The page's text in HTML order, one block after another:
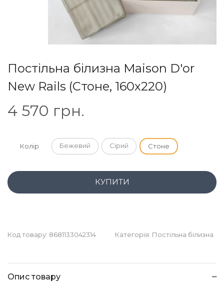
Постільна білизна Maison D'or
New Rails (Стоне, 160х220)
4 570 грн.
Колір Бежевий Сірий Стоне
КУПИТИ
Код товару: 8681133042314 Категорія: Постільна білизна
Опис товару